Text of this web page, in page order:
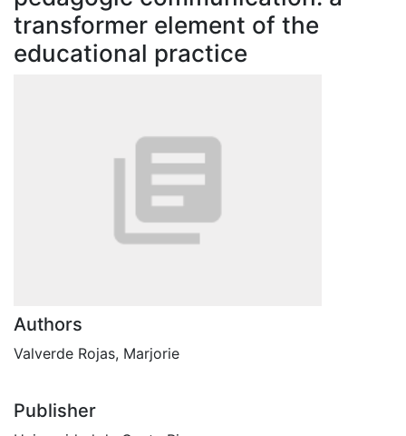
transformer element of the
educational practice
Authors
Valverde Rojas, Marjorie
Publisher